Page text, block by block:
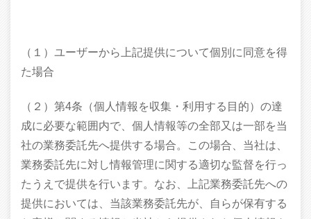
（１）ユーザーから上記提供について個別に同意を得
た場合
（２）第4条（個人情報を収集・利用する目的）の達
成に必要な範囲内で、個人情報等の全部又は一部を当
社の業務委託先へ提供する場合。この場合、当社は、
業務委託先に対し情報管理に関する適切な監督を行っ
たうえで提供を行います。なお、上記業務委託先への
提供においては、当該業務委託先が、自らが保有する